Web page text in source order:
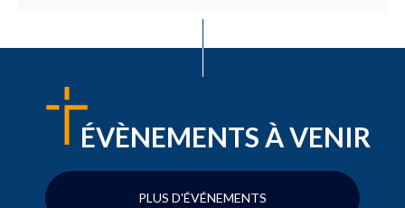
ÉVÈNEMENTS À VENIR
PLUS D'ÉVÉNEMENTS